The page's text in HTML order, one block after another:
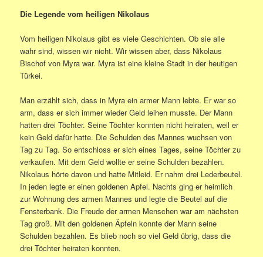
Die Legende vom heiligen Nikolaus
Vom heiligen Nikolaus gibt es viele Geschichten. Ob sie alle
wahr sind, wissen wir nicht. Wir wissen aber, dass Nikolaus
Bischof von Myra war. Myra ist eine kleine Stadt in der heutigen
Türkei.
Man erzählt sich, dass in Myra ein armer Mann lebte. Er war so
arm, dass er sich immer wieder Geld leihen musste. Der Mann
hatten drei Töchter. Seine Töchter konnten nicht heiraten, weil er
kein Geld dafür hatte. Die Schulden des Mannes wuchsen von
Tag zu Tag. So entschloss er sich eines Tages, seine Töchter zu
verkaufen. Mit dem Geld wollte er seine Schulden bezahlen.
Nikolaus hörte davon und hatte Mitleid. Er nahm drei Lederbeutel.
In jeden legte er einen goldenen Apfel. Nachts ging er heimlich
zur Wohnung des armen Mannes und legte die Beutel auf die
Fensterbank. Die Freude der armen Menschen war am nächsten
Tag groß. Mit den goldenen Äpfeln konnte der Mann seine
Schulden bezahlen. Es blieb noch so viel Geld übrig, dass die
drei Töchter heiraten konnten.